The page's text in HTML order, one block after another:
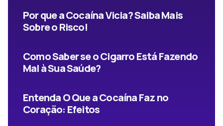
Por que a Cocaína Vicia? Saiba Mais
Sobre o Risco!
Como Saber se o Cigarro Está Fazendo
Mal à Sua Saúde?
Entenda O Que a Cocaína Faz no
Coração: Efeitos